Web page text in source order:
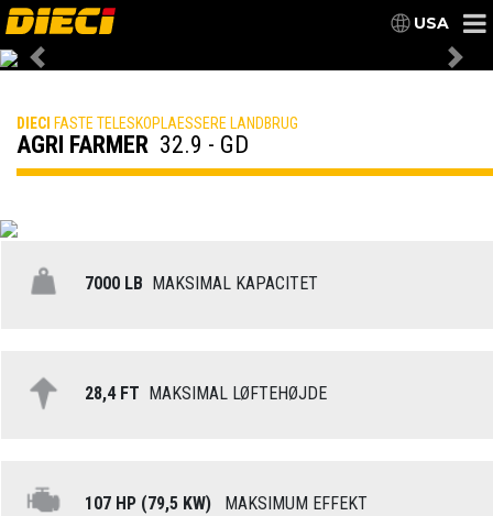
USA
Previous
DIECI FASTE TELESKOPLAESSERE LANDBRUG
AGRI FARMER 32.9 - GD
7000 LB MAKSIMAL KAPACITET
28,4 FT MAKSIMAL LØFTEHØJDE
107 HP (79,5 KW) MAKSIMUM EFFEKT